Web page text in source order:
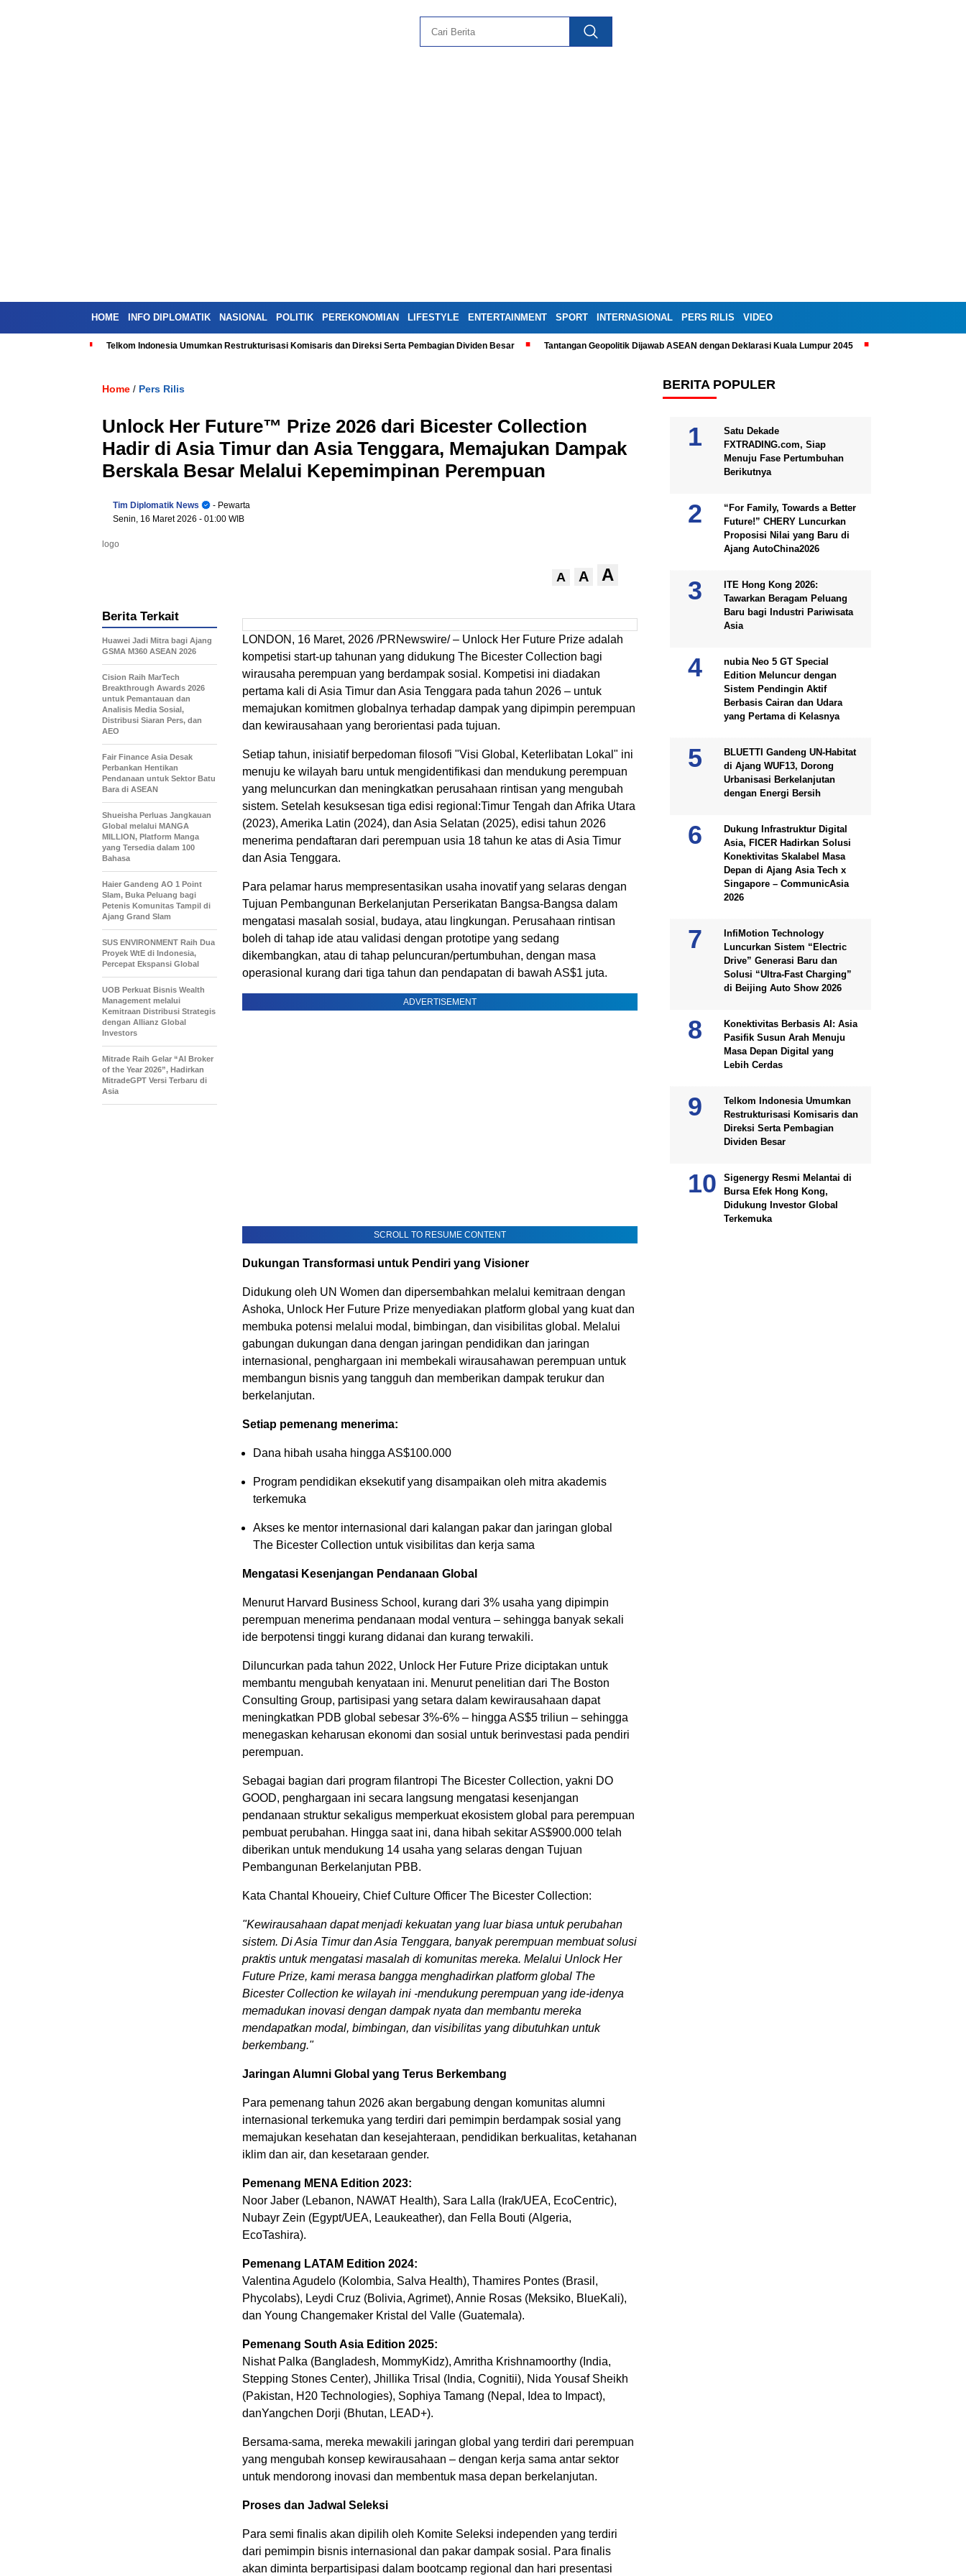
HOME INFO DIPLOMATIK NASIONAL POLITIK PEREKONOMIAN LIFESTYLE ENTERTAINMENT SPORT INTERNASIONAL PERS RILIS VIDEO
Telkom Indonesia Umumkan Restrukturisasi Komisaris dan Direksi Serta Pembagian Dividen Besar Tantangan Geopolitik Dijawab ASEAN dengan Deklarasi Kuala Lumpur 2045
Home / Pers Rilis
Unlock Her Future™ Prize 2026 dari Bicester Collection
Hadir di Asia Timur dan Asia Tenggara, Memajukan Dampak
Berskala Besar Melalui Kepemimpinan Perempuan
Tim Diplomatik News
- Pewarta
Senin, 16 Maret 2026 - 01:00 WIB
logo
A A A
LONDON , 16 Maret, 2026 /PRNewswire/ – Unlock Her Future Prize adalah
kompetisi start-up tahunan yang didukung The Bicester Collection bagi
wirausaha perempuan yang berdampak sosial. Kompetisi ini diadakan
pertama kali di Asia Timur dan Asia Tenggara pada tahun 2026 – untuk
memajukan komitmen globalnya terhadap dampak yang dipimpin perempuan
dan kewirausahaan yang berorientasi pada tujuan.
Setiap tahun, inisiatif berpedoman filosofi "Visi Global, Keterlibatan Lokal" ini
menuju ke wilayah baru untuk mengidentifikasi dan mendukung perempuan
yang meluncurkan dan meningkatkan perusahaan rintisan yang mengubah
sistem. Setelah kesuksesan tiga edisi regional:Timur Tengah dan Afrika Utara
(2023), Amerika Latin (2024), dan Asia Selatan (2025), edisi tahun 2026
menerima pendaftaran dari perempuan usia 18 tahun ke atas di Asia Timur
dan Asia Tenggara.
Para pelamar harus mempresentasikan usaha inovatif yang selaras dengan
Tujuan Pembangunan Berkelanjutan Perserikatan Bangsa-Bangsa dalam
mengatasi masalah sosial, budaya, atau lingkungan. Perusahaan rintisan
boleh di tahap ide atau validasi dengan prototipe yang sedang
dikembangkan, atau di tahap peluncuran/pertumbuhan, dengan masa
operasional kurang dari tiga tahun dan pendapatan di bawah AS$1 juta.
ADVERTISEMENT
SCROLL TO RESUME CONTENT
Dukungan Transformasi untuk Pendiri yang Visioner
Didukung oleh UN Women dan dipersembahkan melalui kemitraan dengan
Ashoka, Unlock Her Future Prize menyediakan platform global yang kuat dan
membuka potensi melalui modal, bimbingan, dan visibilitas global. Melalui
gabungan dukungan dana dengan jaringan pendidikan dan jaringan
internasional, penghargaan ini membekali wirausahawan perempuan untuk
membangun bisnis yang tangguh dan memberikan dampak terukur dan
berkelanjutan.
Setiap pemenang menerima:
Dana hibah usaha hingga AS$100.000
Program pendidikan eksekutif yang disampaikan oleh mitra akademis
terkemuka
Akses ke mentor internasional dari kalangan pakar dan jaringan global
The Bicester Collection untuk visibilitas dan kerja sama
Mengatasi Kesenjangan Pendanaan Global
Menurut Harvard Business School, kurang dari 3% usaha yang dipimpin
perempuan menerima pendanaan modal ventura – sehingga banyak sekali
ide berpotensi tinggi kurang didanai dan kurang terwakili.
Diluncurkan pada tahun 2022, Unlock Her Future Prize diciptakan untuk
membantu mengubah kenyataan ini. Menurut penelitian dari The Boston
Consulting Group, partisipasi yang setara dalam kewirausahaan dapat
meningkatkan PDB global sebesar 3%-6% – hingga AS$5 triliun – sehingga
menegaskan keharusan ekonomi dan sosial untuk berinvestasi pada pendiri
perempuan.
Sebagai bagian dari program filantropi The Bicester Collection, yakni DO
GOOD, penghargaan ini secara langsung mengatasi kesenjangan
pendanaan struktur sekaligus memperkuat ekosistem global para perempuan
pembuat perubahan. Hingga saat ini, dana hibah sekitar AS$900.000 telah
diberikan untuk mendukung 14 usaha yang selaras dengan Tujuan
Pembangunan Berkelanjutan PBB.
Kata Chantal Khoueiry, Chief Culture Officer The Bicester Collection:
"Kewirausahaan dapat menjadi kekuatan yang luar biasa untuk perubahan
sistem. Di Asia Timur dan Asia Tenggara, banyak perempuan membuat solusi
praktis untuk mengatasi masalah di komunitas mereka. Melalui Unlock Her
Future Prize, kami merasa bangga menghadirkan platform global The
Bicester Collection ke wilayah ini -mendukung perempuan yang ide-idenya
memadukan inovasi dengan dampak nyata dan membantu mereka
mendapatkan modal, bimbingan, dan visibilitas yang dibutuhkan untuk
berkembang."
Jaringan Alumni Global yang Terus Berkembang
Para pemenang tahun 2026 akan bergabung dengan komunitas alumni
internasional terkemuka yang terdiri dari pemimpin berdampak sosial yang
memajukan kesehatan dan kesejahteraan, pendidikan berkualitas, ketahanan
iklim dan air, dan kesetaraan gender.
Pemenang MENA Edition 2023:
Noor Jaber (Lebanon, NAWAT Health), Sara Lalla (Irak/UEA, EcoCentric),
Nubayr Zein (Egypt/UEA, Leaukeather), dan Fella Bouti (Algeria,
EcoTashira).
Pemenang LATAM Edition 2024:
Valentina Agudelo (Kolombia, Salva Health), Thamires Pontes (Brasil,
Phycolabs), Leydi Cruz (Bolivia, Agrimet), Annie Rosas (Meksiko, BlueKali),
dan Young Changemaker Kristal del Valle (Guatemala).
Pemenang South Asia Edition 2025:
Nishat Palka (Bangladesh, MommyKidz), Amritha Krishnamoorthy (India,
Stepping Stones Center), Jhillika Trisal (India, Cognitii), Nida Yousaf Sheikh
(Pakistan, H20 Technologies), Sophiya Tamang (Nepal, Idea to Impact),
danYangchen Dorji (Bhutan, LEAD+).
Bersama-sama, mereka mewakili jaringan global yang terdiri dari perempuan
yang mengubah konsep kewirausahaan – dengan kerja sama antar sektor
untuk mendorong inovasi dan membentuk masa depan berkelanjutan.
Proses dan Jadwal Seleksi
Para semi finalis akan dipilih oleh Komite Seleksi independen yang terdiri
dari pemimpin bisnis internasional dan pakar dampak sosial. Para finalis
akan diminta berpartisipasi dalam bootcamp regional dan hari presentasi
Berita Terkait
Huawei Jadi Mitra bagi Ajang
GSMA M360 ASEAN 2026
Cision Raih MarTech
Breakthrough Awards 2026
untuk Pemantauan dan
Analisis Media Sosial,
Distribusi Siaran Pers, dan
AEO
Fair Finance Asia Desak
Perbankan Hentikan
Pendanaan untuk Sektor Batu
Bara di ASEAN
Shueisha Perluas Jangkauan
Global melalui MANGA
MILLION, Platform Manga
yang Tersedia dalam 100
Bahasa
Haier Gandeng AO 1 Point
Slam, Buka Peluang bagi
Petenis Komunitas Tampil di
Ajang Grand Slam
SUS ENVIRONMENT Raih Dua
Proyek WtE di Indonesia,
Percepat Ekspansi Global
UOB Perkuat Bisnis Wealth
Management melalui
Kemitraan Distribusi Strategis
dengan Allianz Global
Investors
Mitrade Raih Gelar “AI Broker
of the Year 2026”, Hadirkan
MitradeGPT Versi Terbaru di
Asia
BERITA POPULER
Satu Dekade
FXTRADING.com, Siap
Menuju Fase Pertumbuhan
Berikutnya
“For Family, Towards a Better
Future!” CHERY Luncurkan
Proposisi Nilai yang Baru di
Ajang AutoChina2026
ITE Hong Kong 2026:
Tawarkan Beragam Peluang
Baru bagi Industri Pariwisata
Asia
nubia Neo 5 GT Special
Edition Meluncur dengan
Sistem Pendingin Aktif
Berbasis Cairan dan Udara
yang Pertama di Kelasnya
BLUETTI Gandeng UN-Habitat
di Ajang WUF13, Dorong
Urbanisasi Berkelanjutan
dengan Energi Bersih
Dukung Infrastruktur Digital
Asia, FICER Hadirkan Solusi
Konektivitas Skalabel Masa
Depan di Ajang Asia Tech x
Singapore – CommunicAsia
2026
InfiMotion Technology
Luncurkan Sistem “Electric
Drive” Generasi Baru dan
Solusi “Ultra-Fast Charging”
di Beijing Auto Show 2026
Konektivitas Berbasis AI: Asia
Pasifik Susun Arah Menuju
Masa Depan Digital yang
Lebih Cerdas
Telkom Indonesia Umumkan
Restrukturisasi Komisaris dan
Direksi Serta Pembagian
Dividen Besar
Sigenergy Resmi Melantai di
Bursa Efek Hong Kong,
Didukung Investor Global
Terkemuka